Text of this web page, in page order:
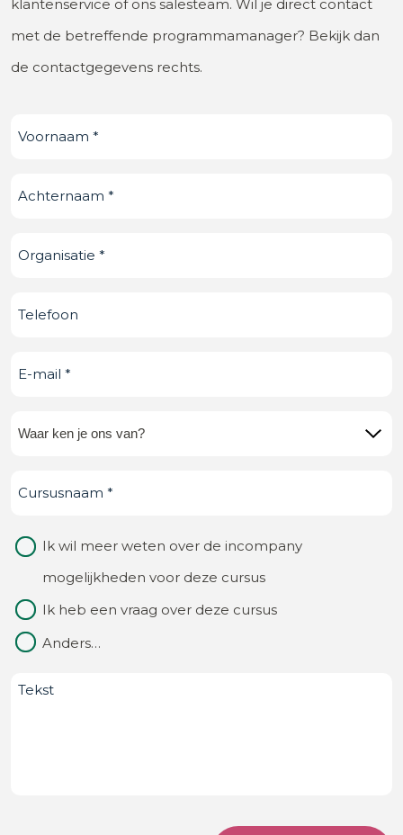
klantenservice of ons salesteam. Wil je direct contact
met de betreffende programmamanager? Bekijk dan
de contactgegevens rechts.
Voornaam (Vereist)
Achternaam (Vereist)
Organisatie(Vereist)
Telefoonnummer
E-
Waar
je
van?
(Vereist)
Cursusnaam (Vereist)
Waarom
contact
Ik wil meer weten over de incompany
mogelijkheden voor deze cursus
Ik heb een vraag over deze cursus
Anders…
Bericht